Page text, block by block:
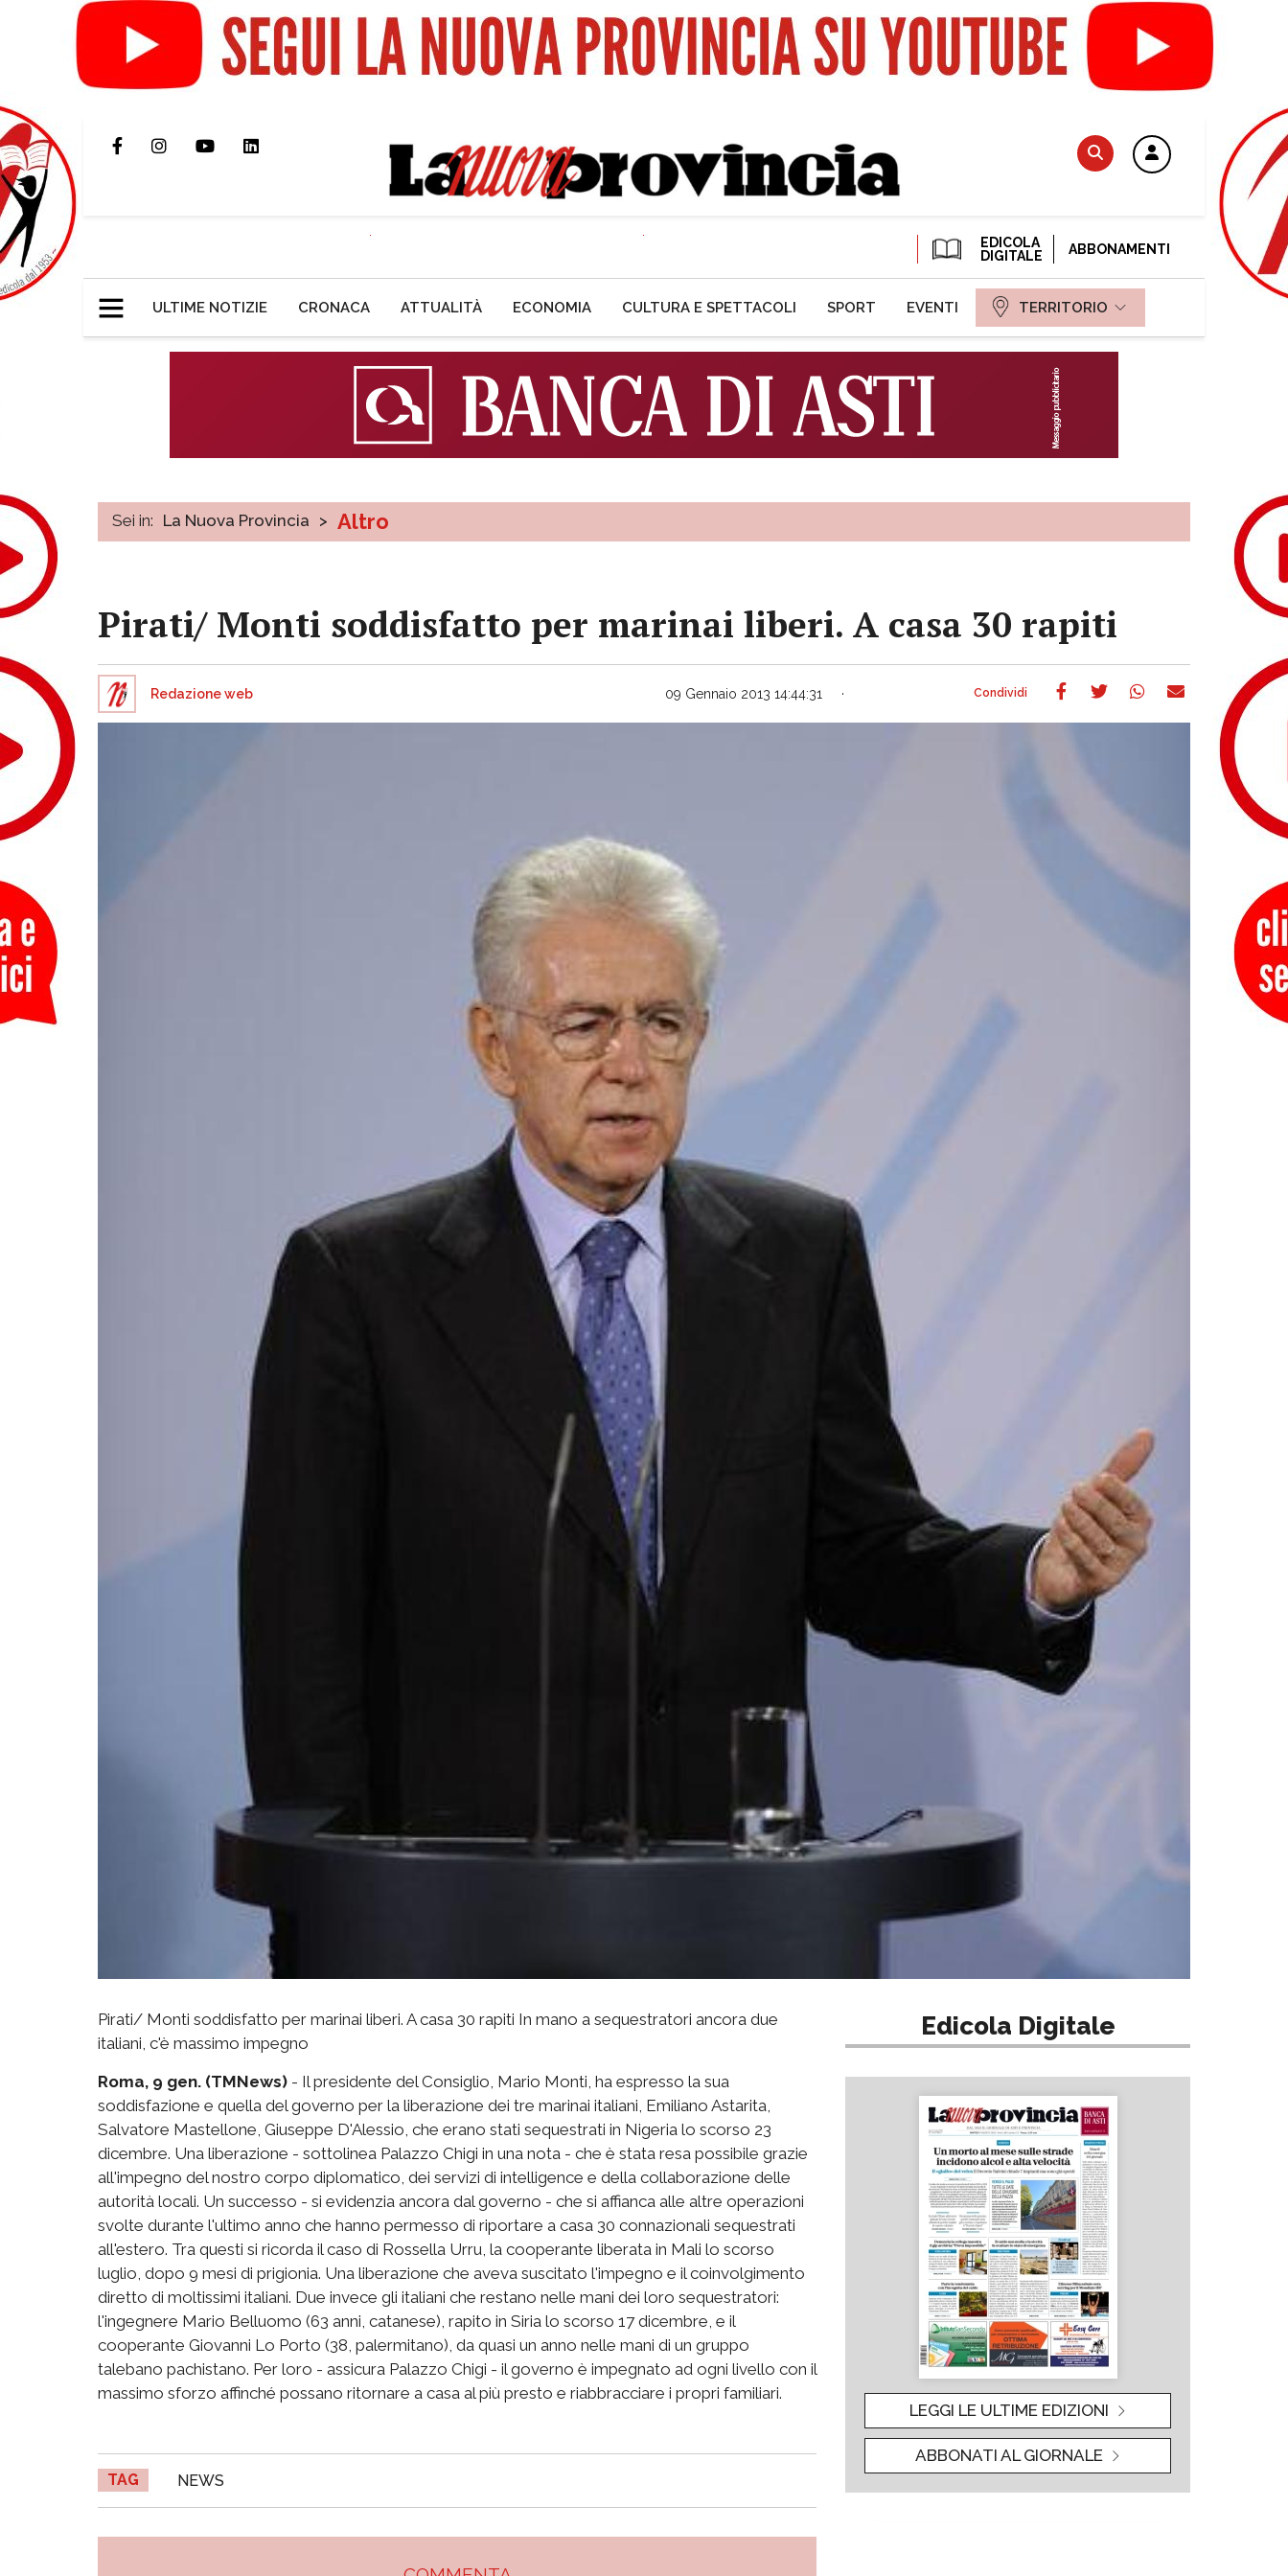
EDICOLA
DIGITALE
ABBONAMENTI
ULTIME NOTIZIE CRONACA ATTUALITÀ ECONOMIA CULTURA E SPETTACOLI SPORT EVENTI TERRITORIO
Sei in: La Nuova Provincia > Altro
Pirati/ Monti soddisfatto per marinai liberi. A casa 30 rapiti
Redazione web 09 Gennaio 2013 14:44:31
Pirati/ Monti soddisfatto per marinai liberi. A casa 30 rapiti In mano a sequestratori ancora due
italiani, c'è massimo impegno
Roma, 9 gen. (TMNews) - Il presidente del Consiglio, Mario Monti, ha espresso la sua
soddisfazione e quella del governo per la liberazione dei tre marinai italiani, Emiliano Astarita,
Salvatore Mastellone, Giuseppe D'Alessio, che erano stati sequestrati in Nigeria lo scorso 23
dicembre. Una liberazione - sottolinea Palazzo Chigi in una nota - che è stata resa possibile grazie
all'impegno del nostro corpo diplomatico, dei servizi di intelligence e della collaborazione delle
autorità locali. Un successo - si evidenzia ancora dal governo - che si affianca alle altre operazioni
svolte durante l'ultimo anno che hanno permesso di riportare a casa 30 connazionali sequestrati
all'estero. Tra questi si ricorda il caso di Rossella Urru, la cooperante liberata in Mali lo scorso
luglio, dopo 9 mesi di prigionia. Una liberazione che aveva suscitato l'impegno e il coinvolgimento
diretto di moltissimi italiani. Due invece gli italiani che restano nelle mani dei loro sequestratori:
l'ingegnere Mario Belluomo (63 anni, catanese), rapito in Siria lo scorso 17 dicembre, e il
cooperante Giovanni Lo Porto (38, palermitano), da quasi un anno nelle mani di un gruppo
talebano pachistano. Per loro - assicura Palazzo Chigi - il governo è impegnato ad ogni livello con il
massimo sforzo affinché possano ritornare a casa al più presto e riabbracciare i propri familiari.
TAG NEWS
Edicola Digitale
LEGGI LE ULTIME EDIZIONI
ABBONATI AL GIORNALE